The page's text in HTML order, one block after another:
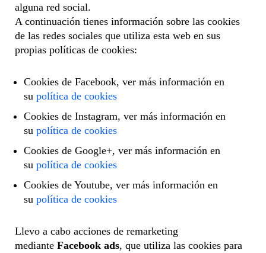
alguna red social.
A continuación tienes información sobre las cookies
de las redes sociales que utiliza esta web en sus
propias políticas de cookies:
Cookies de Facebook, ver más información en
su política de cookies
Cookies de Instagram, ver más información en
su política de cookies
Cookies de Google+, ver más información en
su política de cookies
Cookies de Youtube, ver más información en
su política de cookies
Llevo a cabo acciones de remarketing
mediante Facebook ads, que utiliza las cookies para